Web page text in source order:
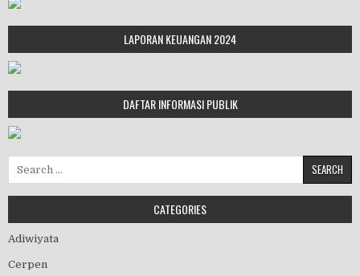
LAPORAN KEUANGAN 2024
DAFTAR INFORMASI PUBLIK
Search for:
CATEGORIES
Adiwiyata
Cerpen